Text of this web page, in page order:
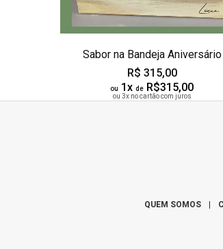
Sabor na Bandeja Aniversário
R$ 315,00
ou 1x de R$315,00
ou 3x no cartão com juros
QUEM SOMOS